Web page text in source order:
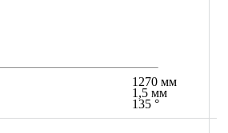
1270 мм
1,5 мм
135 °